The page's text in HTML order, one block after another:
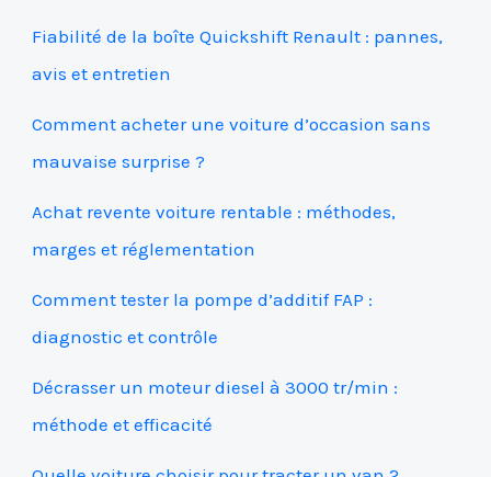
Fiabilité de la boîte Quickshift Renault : pannes,
avis et entretien
Comment acheter une voiture d’occasion sans
mauvaise surprise ?
Achat revente voiture rentable : méthodes,
marges et réglementation
Comment tester la pompe d’additif FAP :
diagnostic et contrôle
Décrasser un moteur diesel à 3000 tr/min :
méthode et efficacité